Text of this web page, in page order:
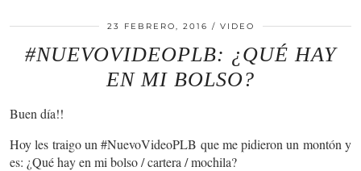
23 FEBRERO, 2016 VIDEO
#NUEVOVIDEOPLB: ¿QUÉ HAY
EN MI BOLSO?
Buen día!!
Hoy les traigo un #NuevoVideoPLB que me pidieron un montón y
es: ¿Qué hay en mi bolso / cartera / mochila?